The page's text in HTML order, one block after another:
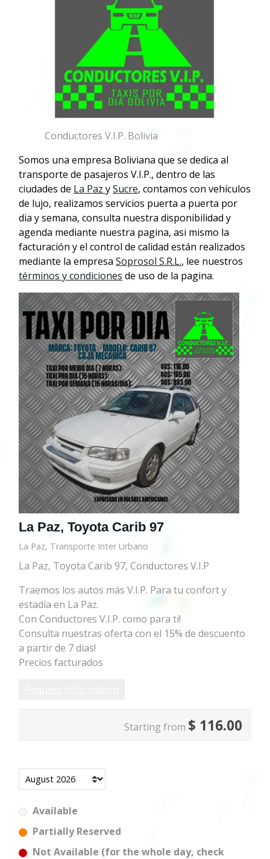
Conductores V.I.P. Bolivia
Somos una empresa Boliviana que se dedica al
transporte de pasajeros V.I.P., dentro de las
ciudades de La Paz ySucre, contamos con vehículos
de lujo, realizamos servicios puerta a puerta por
dia y semana, consulta nuestra disponibilidad y
agenda mediante nuestra pagina, asi mismo la
facturación y el control de calidad están realizados
mediante la empresa Soprosol S.R.L., lee nuestros
términos y condiciones de uso de la pagina.
La Paz, Toyota Carib 97
La Paz, Transporte Inter Urbano
La Paz, Toyota Carib 97, Conductores V.I.P
Traemos los autos más V.I.P. Para tu confort y
estadía en La Paz.
Con Conductores V.I.P. como para ti!
Consulta nuestras oferta con el 15% de descuento
a partir de 7 dias!
Precios facturados
Starting from $ 116.00
Available
Partially Reserved
Not Available (for the whole day, check